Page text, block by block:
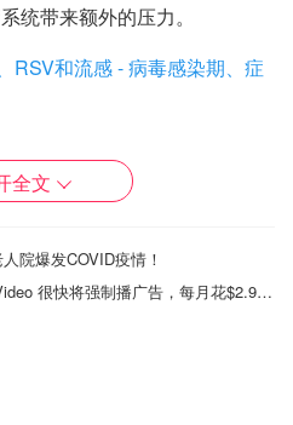
统带来额外的压力。
RSV和流感 - 病毒感染期、症
疫苗或感染 SARS-CoV-2 后
秋季疫苗计划 - 9月流感疫
全文
院爆发COVID疫情！
学坏了！亚马逊 Prime Video 很快将强制播广告，每月花$2.99可以去掉！